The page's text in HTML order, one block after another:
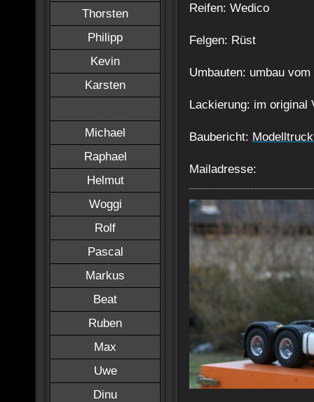
Thorsten
Philipp
Kevin
Karsten
Michael
Raphael
Helmut
Woggi
Rolf
Pascal
Markus
Beat
Ruben
Max
Uwe
Dinu
Reifen: Wedico
Felgen: Rüst
Umbauten: umbau
Lackierung: im original
Baubericht:
Mailadresse: